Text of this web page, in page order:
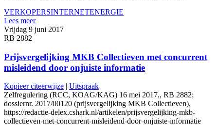
VERKOPERSINTERNETENERGIE
Lees meer
Vrijdag 9 juni 2017
RB 2882
Prijsvergelijking MKB Collectieven met concurrent
misleidend door onjuiste informatie
Kopieer citeerwijze | Uitspraak
Zelfregulering (RCC, KOAG/KAG) 16 mei 2017,, RB 2882;
dossiernr. 2017/00120 (prijsvergelijking MKB Collectieven),
https://redactie-delex.cshark.nl/artikelen/prijsvergelijking-mkb-
collectieven-met-concurrent-misleidend-door-onjuiste-informatie